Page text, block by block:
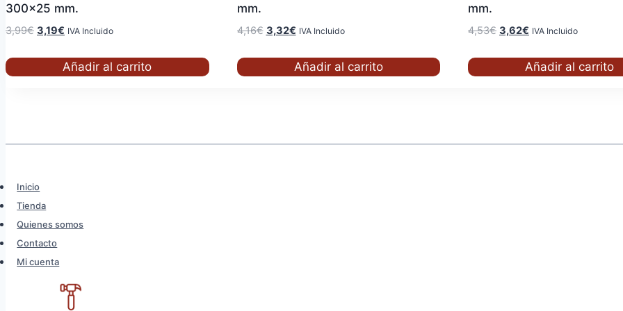
300×25 mm.
3,99€ El
original
era:
3,19€ El
actual
es:
IVA Incluido
Añadir al carrito
mm.
4,16€ El
original
era:
3,32€El
actual
es:
IVA Incluido
Añadir al carrito
mm.
4,53€ El
original
era:
3,62€ El
actual
es:
IVA Incluido
Añadir al carrito
Inicio
Tienda
Quienes somos
Contacto
Mi cuenta